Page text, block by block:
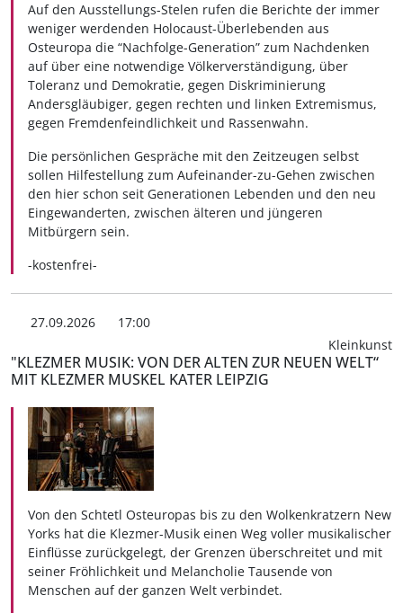
Auf den Ausstellungs-Stelen rufen die Berichte der immer
weniger werdenden Holocaust-Überlebenden aus
Osteuropa die “Nachfolge-Generation” zum Nachdenken
auf über eine notwendige Völkerverständigung, über
Toleranz und Demokratie, gegen Diskriminierung
Andersgläubiger, gegen rechten und linken Extremismus,
gegen Fremdenfeindlichkeit und Rassenwahn.
Die persönlichen Gespräche mit den Zeitzeugen selbst
sollen Hilfestellung zum Aufeinander-zu-Gehen zwischen
den hier schon seit Generationen Lebenden und den neu
Eingewanderten, zwischen älteren und jüngeren
Mitbürgern sein.
-kostenfrei-
27.09.2026
17:00
Kleinkunst
"KLEZMER MUSIK: VON DER ALTEN ZUR NEUEN WELT“
MIT KLEZMER MUSKEL KATER LEIPZIG
Von den Schtetl Osteuropas bis zu den Wolkenkratzern New
Yorks hat die Klezmer-Musik einen Weg voller musikalischer
Einflüsse zurückgelegt, der Grenzen überschreitet und mit
seiner Fröhlichkeit und Melancholie Tausende von
Menschen auf der ganzen Welt verbindet.